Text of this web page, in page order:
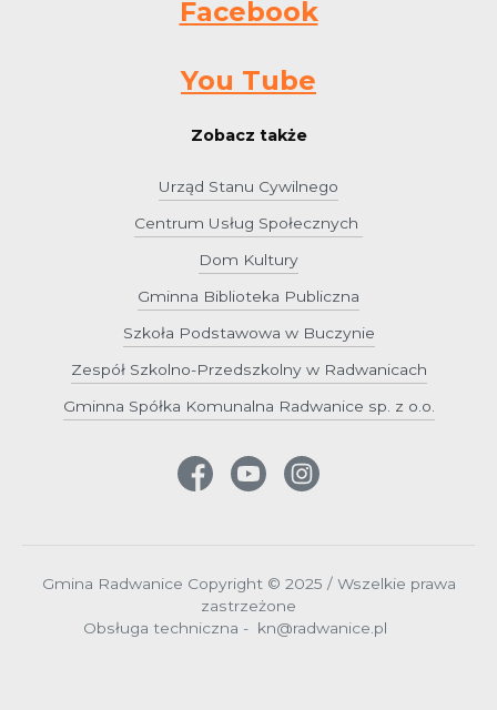
Facebook
You Tube
Zobacz także
Urząd Stanu Cywilnego
Centrum Usług Społecznych
Dom Kultury
Gminna Biblioteka Publiczna
Szkoła Podstawowa w Buczynie
Zespół Szkolno-Przedszkolny w Radwanicach
Gminna Spółka Komunalna Radwanice sp. z o.o.
Gmina Radwanice Copyright © 2025 / Wszelkie prawa
zastrzeżone
Obsługa techniczna - kn@radwanice.pl